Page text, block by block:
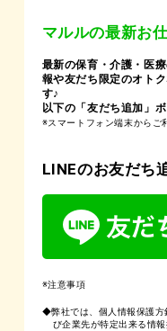
マルルの最新お
最新の保育・介護・医
報や友だち限定のオト
す♪
以下の「友だち追加」
※スマートフォン端末からご
LINEのお友だち
※注意事項
◆弊社では、個人情報保護方
び企業先が特定出来る情